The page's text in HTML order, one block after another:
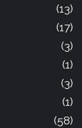
(13)
(17)
(3)
(1)
(3)
(1)
(58)